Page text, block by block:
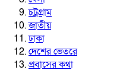
চট্রগ্রাম
জাতীয়
ঢাকা
দেশের ভেতরে
প্রবাসের কথা